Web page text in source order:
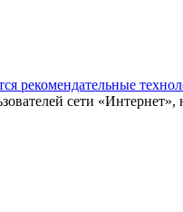
рекомендательные
сети